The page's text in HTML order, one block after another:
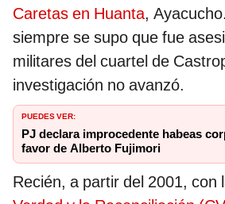
Caretas en Huanta,
siempre se supo que fue
militares del cuartel de
investigación no avanzó.
PUEDES VER:
PJ declara improcedente habeas
favor de Alberto Fujimori
Recién, a partir del 2001, con